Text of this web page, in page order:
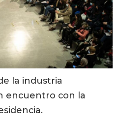
la industria
encuentro con la